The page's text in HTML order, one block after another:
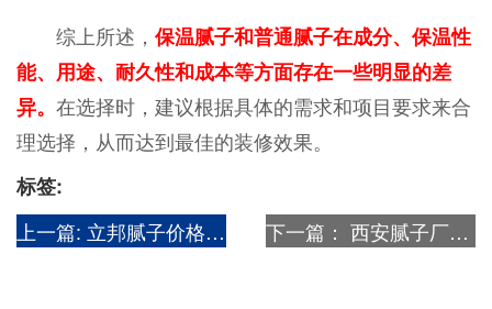
综上所述， 保温腻子和普通腻子在成分、保温性
能、用途、耐久性和成本等方面存在一些明显的差
异。 在选择时，建议根据具体的需求和项目要求来合
理选择，从而达到最佳的装修效果。
标签:
上一篇: 立邦腻子价格一览表【工程专用腻子最新报价】 下一篇： 西安腻子厂家电话地址查询_陕西腻子厂家采购电话